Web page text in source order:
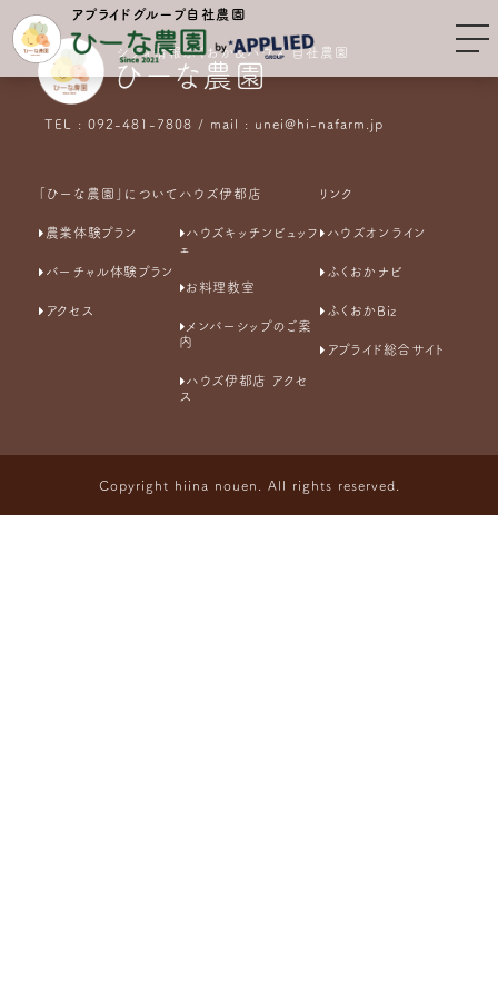
アプライドグループ自社農園
シティ情報ふくおか&ハウズ 自社農園
ひーな農園
TEL : 092-481-7808 / mail : unei@hi-nafarm.jp
「ひーな農園」について
農業体験プラン
バーチャル体験プラン
アクセス
ハウズ伊都店
ハウズキッチンビュッフ
ェ
お料理教室
メンバーシップのご案
内
ハウズ伊都店 アクセ
ス
リンク
ハウズオンライン
ふくおかナビ
ふくおかBiz
アプライド総合サイト
Copyright hiina nouen. All rights reserved.